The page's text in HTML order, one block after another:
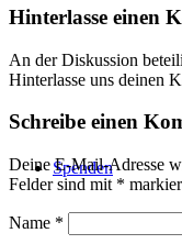
Spenden
Hinterlasse einen
An der Diskussion
Hinterlasse uns deinen
Schreibe einen
Deine E-Mail-Adresse
Felder sind mit *
Name *